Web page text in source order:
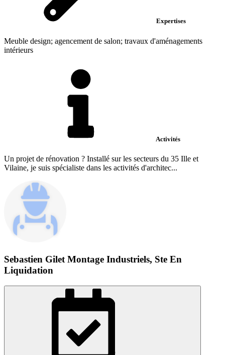
Expertises
Meuble design; agencement de salon; travaux d'aménagements
intérieurs
Activités
Un projet de rénovation ? Installé sur les secteurs du 35 Ille et
Vilaine, je suis spécialiste dans les activités d'architec...
Sebastien Gilet Montage Industriels, Ste En
Liquidation